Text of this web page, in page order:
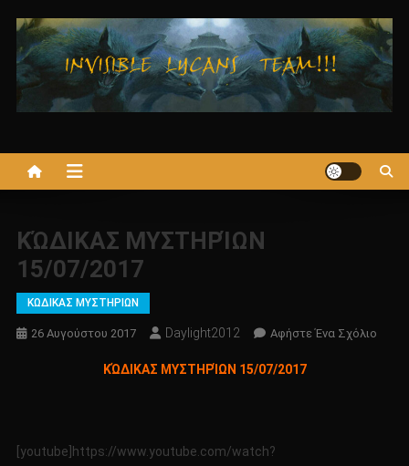
στο
περιεχόμενο
ΚΏΔΙΚΑΣ ΜΥΣΤΗΡΊΩΝ
15/07/2017
ΚΩΔΙΚΑΣ ΜΥΣΤΗΡΙΩΝ
26 Αυγούστου 2017 Daylight2012 Αφήστε Ένα ΣχόλιοΓια
ΚΏΔΙΚΑΣ ΜΥΣΤΗΡΊΩΝ 15/07/2017
[youtube]https://www.youtube.com/watch?